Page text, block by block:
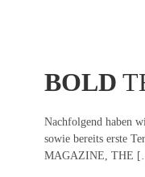
BOLD
Nachfolgend haben
sowie bereits erste
MAGAZINE, THE